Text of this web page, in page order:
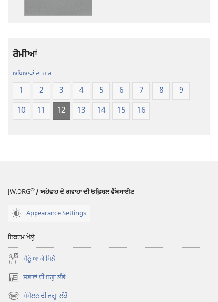
ਰੋਮੀਆਂ
ਅਧਿਆਵਾਂ ਦਾ ਸਾਰ
1 2 3 4 5 6 7 8
9
10
11 12 13 14 15 16
JW.ORG® / ਯਹੋਵਾਹ ਦੇ ਗਵਾਹਾਂ ਦੀ ਓਫ਼ਿਸ਼ਲ ਵੈੱਬਸਾਈਟ
Appearance Settings
ਇਕਦਮ ਖੋਲ੍ਹੋ
ਮੈਨੂੰ ਆ ਕੇ ਮਿਲੋ
ਸਭਾਵਾਂ ਦੀ ਜਗ੍ਹਾ ਲੱਭੋ
(opens
new ਸੰਮੇਲਨ ਦੀ ਜਗ੍ਹਾ ਲੱਭੋ